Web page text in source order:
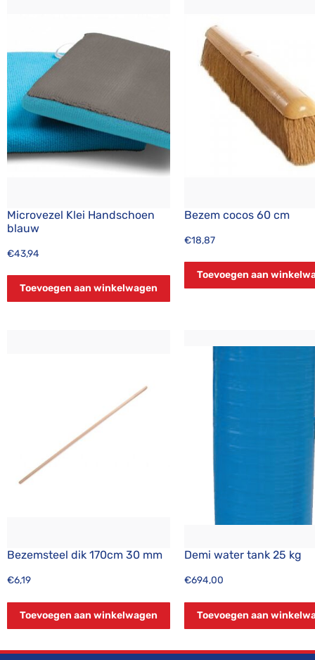
Microvezel Klei Handschoen
blauw
€43,94
Toevoegen aan winkelwagen
Bezem cocos 60 cm
€18,87
Toevoegen aan
Bezemsteel dik 170cm 30 mm
€6,19
Toevoegen aan winkelwagen
Demi water tank 25 kg
€694,00
Toevoegen aan